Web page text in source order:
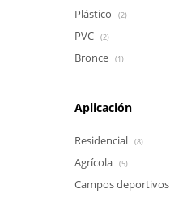
Plástico (2)
PVC (2)
Bronce (1)
Aplicación
Residencial (8)
Agrícola (5)
Campos deportivos